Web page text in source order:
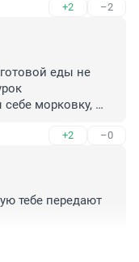
+2 –2
еды не
себе морковку,
+2 –0
тебе передают